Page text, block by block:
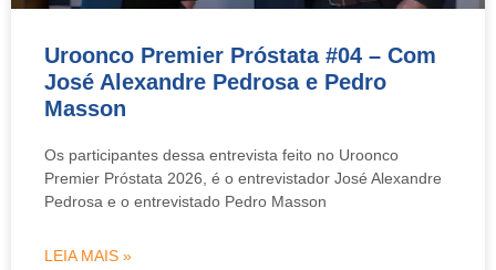
Uroonco Premier Próstata #04 – Com
José Alexandre Pedrosa e Pedro
Masson
Os participantes dessa entrevista feito no Uroonco
Premier Próstata 2026, é o entrevistador José Alexandre
Pedrosa e o entrevistado Pedro Masson
LEIA MAIS »